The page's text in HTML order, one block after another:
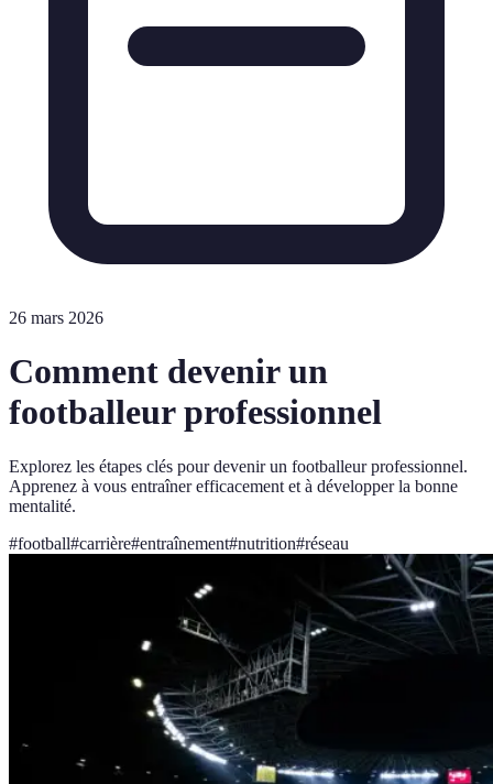
26 mars 2026
Comment devenir un
footballeur professionnel
Explorez les étapes clés pour devenir un footballeur professionnel.
Apprenez à vous entraîner efficacement et à développer la bonne
mentalité.
#football#carrière#entraînement#nutrition#réseau